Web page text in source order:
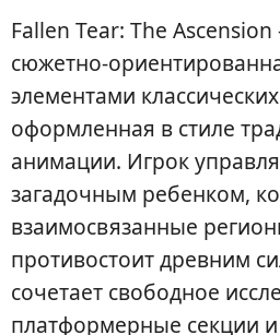
Fallen Tear: The
сюжетно-
элементами классических
оформленная в стиле
анимации. Игрок
загадочным ребенком,
взаимосвязанные
противостоит древним
сочетает свободное
платформерные секции